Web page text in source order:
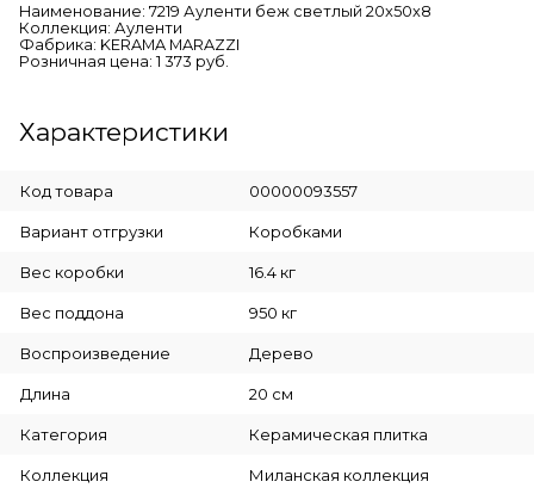
Наименование: 7219 Ауленти беж светлый 20x50x8
Коллекция: Ауленти
Фабрика: KERAMA MARAZZI
Розничная цена: 1 373 руб.
Характеристики
Код товара 00000093557
Вариант отгрузки Коробками
Вес коробки 16.4 кг
Вес поддона 950 кг
Воспроизведение Дерево
Длина 20 см
Категория Керамическая плитка
Коллекция Миланская коллекция